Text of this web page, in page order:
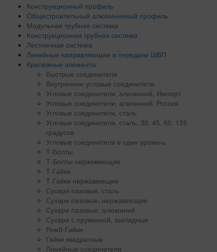
Конструкционный профиль
Общестроительный алюминиевый профиль
Модульная трубная система
Конструкционная трубная система
Лестничная система
Линейные направляющие и передачи ШВП
Крепежные элементы
Быстрые соединители
Внутренние угловые соединители
Угловые соединители, алюминий, Импорт
Угловые соединители, алюминий, Россия
Угловые соединители, сталь
Угловые соединители, сталь, 30, 45, 60, 135
градусов
Угловые соединители в один уровень
Т-Болты
Т-Болты нержавеющие
Т-Гайки
Т-Гайки нержавеющие
Сухари пазовые, сталь
Сухари пазовые, нержавеющие
Сухари пазовые, алюминий
Сухари с пружинкой, закладные
Ромб-Гайки
Гайки квадратные
Линейные соединители